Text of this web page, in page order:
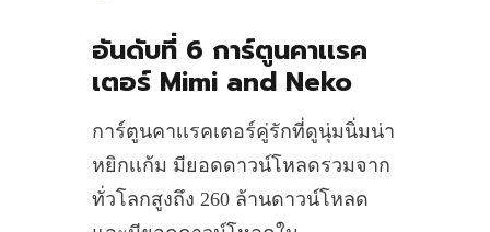
อันดับที่ 6 การ์ตูนคาเเรค
เตอร์ Mimi and Neko
การ์ตูนคาเเรคเตอร์คู่รักที่ดูนุ่มนิ่มน่า
หยิกเเก้ม มียอดดาวน์โหลดรวมจาก
ทั่วโลกสูงถึง 260 ล้านดาวน์โหลด